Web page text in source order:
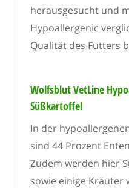
herausgesucht und
Hypoallergenic
Qualität des Futters
Wolfsblut VetLine
Süßkartoffel
In der
sind 44 Prozent
Zudem werden hier
sowie einige Kräuter